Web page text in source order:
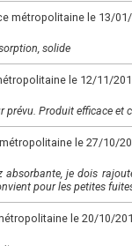
métropolitaine le 13/
solide
le 12/11/
prévu. Produit efficace et
le 27/10/
absorbante, je dois
pour les petites
le 20/10/